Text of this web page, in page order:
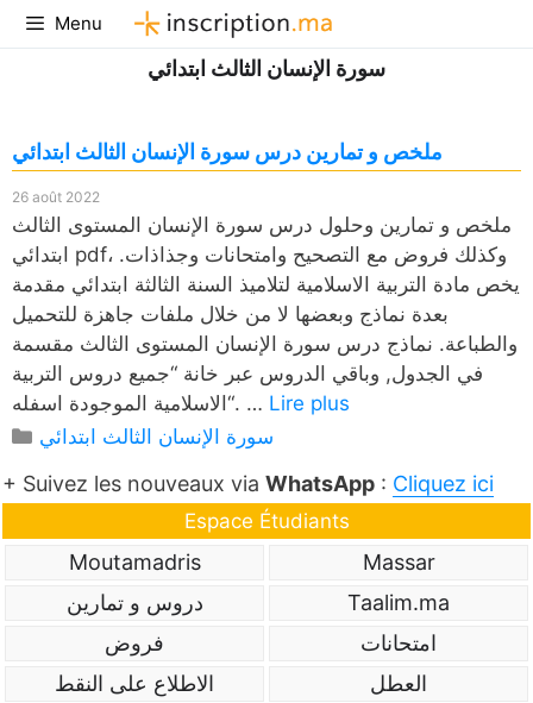
Aller
au
Menu
سورة الإنسان الثالث ابتدائي
ملخص و تمارين درس سورة الإنسان الثالث ابتدائي
26 août 2022
ملخص و تمارين وحلول درس سورة الإنسان المستوى الثالث
ابتدائي pdf، وكذلك فروض مع التصحيح وامتحانات وجذاذات.
يخص مادة التربية الاسلامية لتلاميذ السنة الثالثة ابتدائي مقدمة
بعدة نماذج وبعضها لا من خلال ملفات جاهزة للتحميل
والطباعة. نماذج درس سورة الإنسان المستوى الثالث مقسمة
في الجدول, وباقي الدروس عبر خانة “جميع دروس التربية
الاسلامية الموجودة اسفله“. … Lire plus
Catégories
سورة الإنسان الثالث ابتدائي
+ Suivez les nouveaux via WhatsApp : Cliquez ici
Espace Étudiants
Massar
Moutamadris
Taalim.ma
دروس و تمارين
امتحانات
فروض
العطل
الاطلاع على النقط